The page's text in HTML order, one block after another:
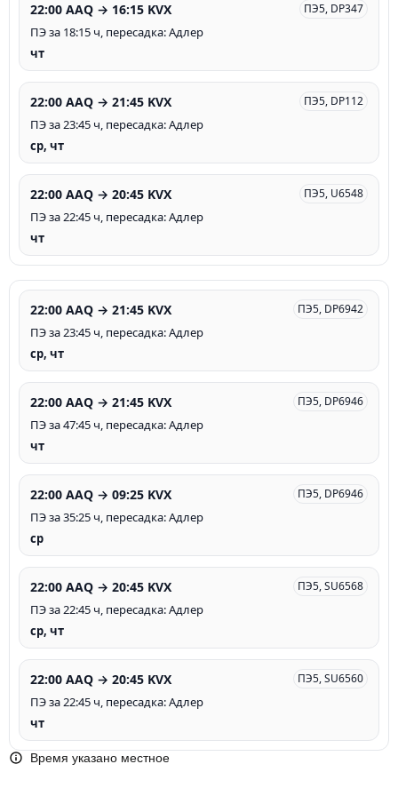
22:00 AAQ → 16:15 KVX ПЭ5, DP347
ПЭ за 18:15 ч, пересадка: Адлер
чт
22:00 AAQ → 21:45 KVX ПЭ5, DP112
ПЭ за 23:45 ч, пересадка: Адлер
ср, чт
22:00 AAQ → 20:45 KVX ПЭ5, U6548
ПЭ за 22:45 ч, пересадка: Адлер
чт
22:00 AAQ → 21:45 KVX ПЭ5, DP6942
ПЭ за 23:45 ч, пересадка: Адлер
ср, чт
22:00 AAQ → 21:45 KVX ПЭ5, DP6946
ПЭ за 47:45 ч, пересадка: Адлер
чт
22:00 AAQ → 09:25 KVX ПЭ5, DP6946
ПЭ за 35:25 ч, пересадка: Адлер
ср
22:00 AAQ → 20:45 KVX ПЭ5, SU6568
ПЭ за 22:45 ч, пересадка: Адлер
ср, чт
22:00 AAQ → 20:45 KVX ПЭ5, SU6560
ПЭ за 22:45 ч, пересадка: Адлер
чт
Время указано местное